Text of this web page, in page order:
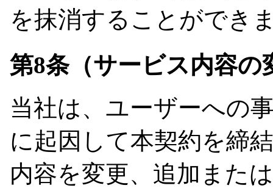
を抹消することができ
第8条（サービス内容の
当社は、ユーザーへの
に起因して本契約を締
内容を変更、追加また